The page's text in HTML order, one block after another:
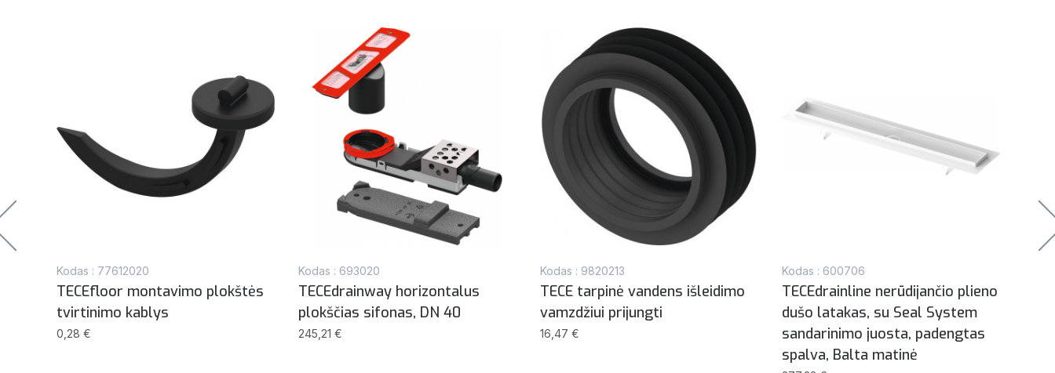
Kodas : 77612020
TECEfloor montavimo plokštės
tvirtinimo kablys
0,28 €
Kodas : 693020
TECEdrainway horizontalus
plokščias sifonas, DN 40
245,21 €
Kodas : 9820213
TECE tarpinė vandens išleidimo
vamzdžiui prijungti
16,47 €
Kodas : 600706
TECEdrainline nerūdijančio plieno
dušo latakas, su Seal System
sandarinimo juosta, padengtas
spalva, Balta matinė